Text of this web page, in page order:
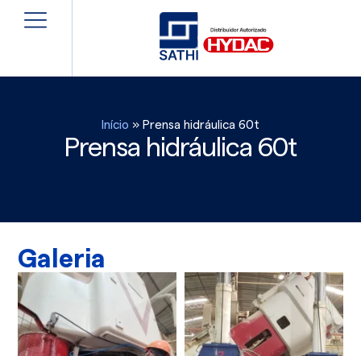
Início » Prensa hidráulica 60t
Prensa hidráulica 60t
Galeria